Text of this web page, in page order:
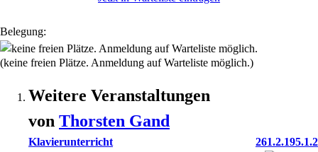
Belegung:
(keine freien Plätze. Anmeldung auf Warteliste möglich.)
Weitere Veranstaltungen
von Thorsten Gand
Klavierunterricht
261.2.195.1.2